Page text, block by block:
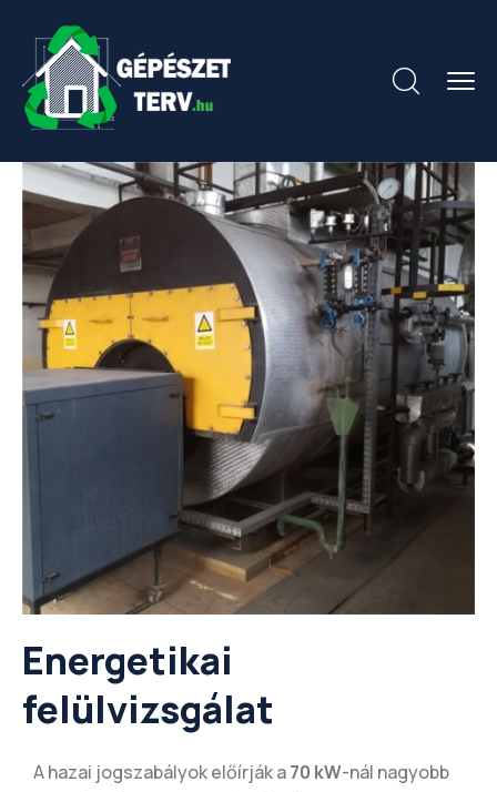
Energetikai
felülvizsgálat
A hazai jogszabályok előírják a70 kW-nál nagyobb